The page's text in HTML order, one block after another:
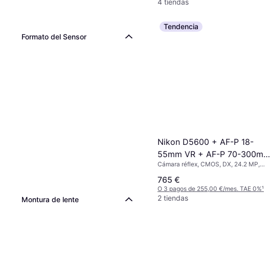
Formato del Sensor
Montura de lente
Tendencia
Nikon D5600 + AF-P 18-
55mm VR + AF-P 70-300mm
VR
Cámara réflex, CMOS, DX, 24.2 MP,
Detection, 415g
765 €
O 3 pagos de 255,00 €/mes. TAE 0%¹
2 tiendas